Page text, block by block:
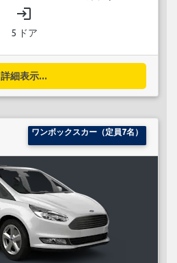
login
5 ドア
詳細表示...
ワンボックスカー（定員7名）